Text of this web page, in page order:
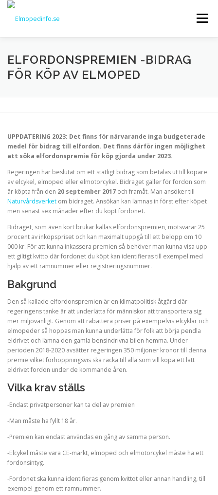
Hoppa
innehåll
Meny
TESTER AV ELMOPEDER
ELFORDONSPREMIEN -BIDRAG
FÖR KÖP AV ELMOPED
UPPDATERING 2023: Det finns för närvarande inga budgeterade
medel för bidrag till elfordon. Det finns därför ingen möjlighet
att söka elfordonspremie för köp gjorda under 2023.
Regeringen har beslutat om ett statligt bidrag som betalas ut till köpare
av elcykel, elmoped eller elmotorcykel. Bidraget gäller för fordon som
är köpta från den 20 september 2017 och framåt. Man ansöker till
Naturvårdsverket om bidraget. Ansökan kan lämnas in först efter köpet
men senast sex månader efter du köpt fordonet.
Bidraget, som även kort brukar kallas elfordonspremien, motsvarar 25
procent av inköpspriset och kan maximalt uppgå till ett belopp om 10
000 kr. För att kunna inkassera premien så behöver man kunna visa upp
ett giltigt kvitto där fordonet du köpt kan identifieras till exempel med
hjälp av ett ramnummer eller registreringsnummer.
Bakgrund
Den så kallade elfordonspremien är en klimatpolitisk åtgärd där
regeringens tanke är att underlätta för människor att transportera sig
mer miljövänligt. Genom att rabattera priser på exempelvis elcyklar och
elmopeder så hoppas man kunna underlätta för folk att börja pendla
eldrivet och lämna den gamla bensindrivna bilen hemma. Under
perioden 2018-2020 avsätter regeringen 350 miljoner kronor till denna
premie vilket förhoppningsvis ska räcka till alla som vill köpa ett lätt
eldrivet fordon under de kommande åren.
Vilka krav ställs
-Endast privatpersoner kan ta del av premien
-Man måste ha fyllt 18 år.
-Premien kan endast användas en gång av samma person.
-Elcykel måste vara CE-märkt, elmoped och elmotorcykel måste ha ett
fordonsintyg.
-Fordonet ska kunna identifieras genom kvittot eller annan handling, till
exempel genom ett ramnummer.